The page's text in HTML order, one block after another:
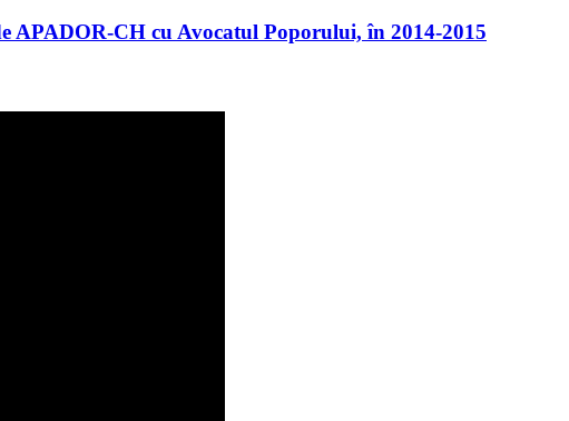
APADOR-CH cu Avocatul Poporului, în 2014-2015